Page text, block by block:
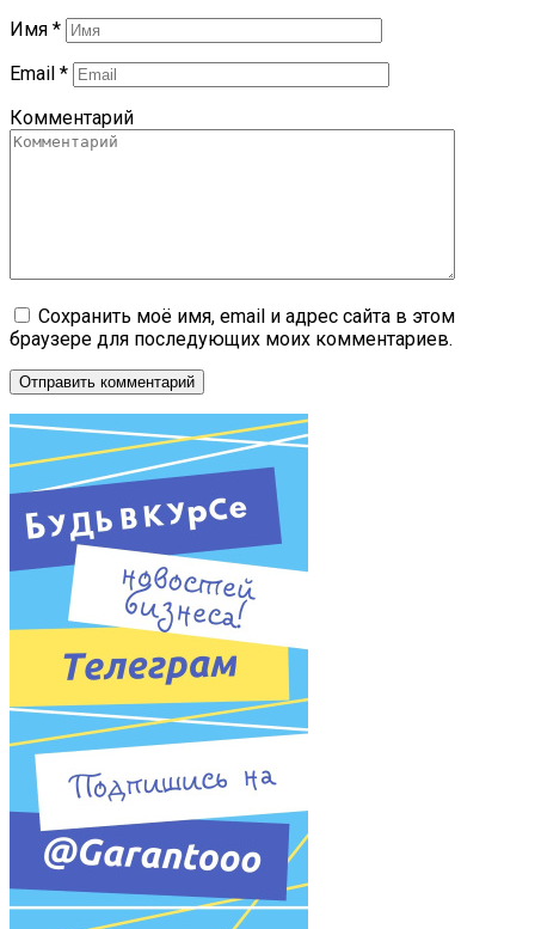
Имя *
Email *
Комментарий
Сохранить моё имя, email и адрес сайта в этом
браузере для последующих моих комментариев.